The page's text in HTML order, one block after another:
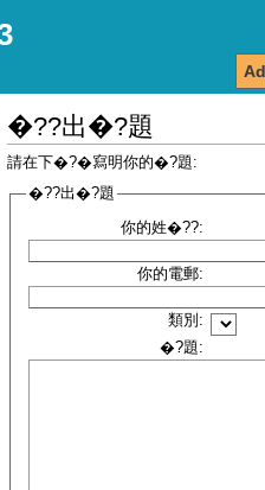
�??出�?題
請在下�?�寫明你的�?題:
�??出�?題
你的姓�??:
你的電郵:
類別:
�?題: